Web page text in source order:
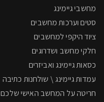
מחשבי גיימינג
סטים וערכות מחשבים
ציוד היקפי למחשבים
חלקי מחשב ושדרוגים
כסאות גיימינג ואביזרים
עמדות גיימינג \ שולחנות כתיבה
חריטה על המחשב האישי שלכם